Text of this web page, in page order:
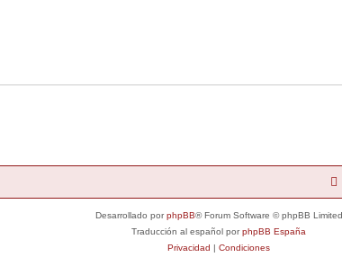
Desarrollado porphpBB® Forum Software © phpBB Limited
Traducción al español porphpBB España
Privacidad
Condiciones